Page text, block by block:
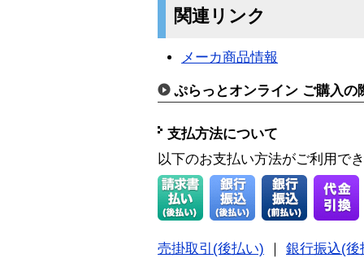
関連リンク
メーカ商品情報
ぷらっとオンライン ご購入の
支払方法について
以下のお支払い方法がご利用で
売掛取引(後払い)
銀行振込(後